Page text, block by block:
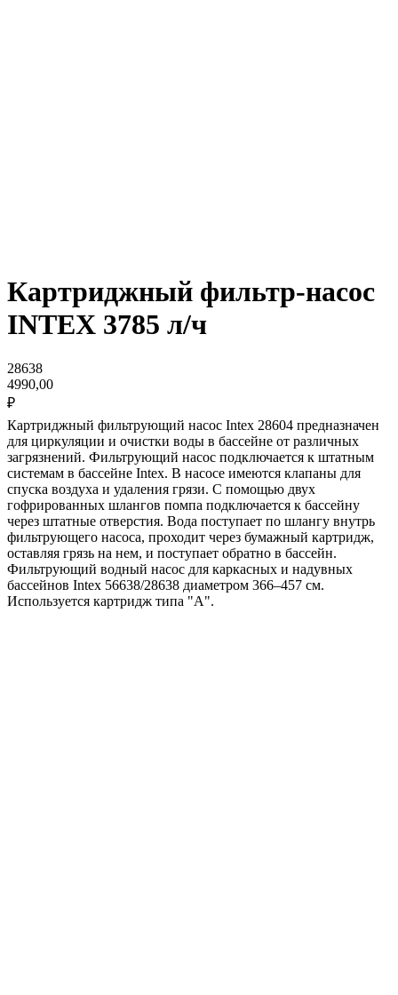
Картриджный фильтр-насос
INTEX 3785 л/ч
28638
4990,00
₽
Картриджный фильтрующий насос Intex 28604 предназначен
для циркуляции и очистки воды в бассейне от различных
загрязнений. Фильтрующий насос подключается к штатным
системам в бассейне Intex. В насосе имеются клапаны для
спуска воздуха и удаления грязи. С помощью двух
гофрированных шлангов помпа подключается к бассейну
через штатные отверстия. Вода поступает по шлангу внутрь
фильтрующего насоса, проходит через бумажный картридж,
оставляя грязь на нем, и поступает обратно в бассейн.
Фильтрующий водный насос для каркасных и надувных
бассейнов Intex 56638/28638 диаметром 366‒457 см.
Используется картридж типа "A".